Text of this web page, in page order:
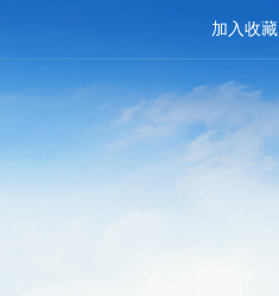
加入收藏